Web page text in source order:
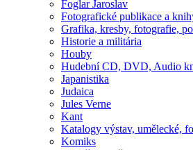
Foglar Jaroslav
Fotografické publikace a
Grafika, kresby, fotografie,
Historie a militária
Houby
Hudební CD, DVD, Audio
Japanistika
Judaica
Jules Verne
Kant
Katalogy výstav, umělecké,
Komiks